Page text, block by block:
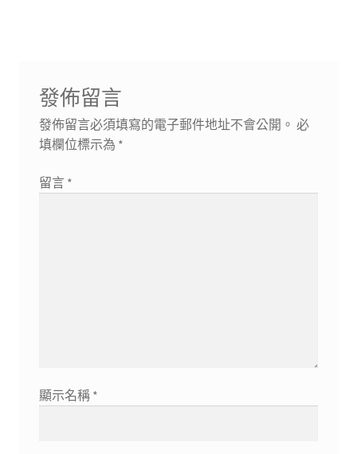
發佈留言
發佈留言必須填寫的電子郵件地址不會公開。 必
填欄位標示為 *
留言 *
顯示名稱 *